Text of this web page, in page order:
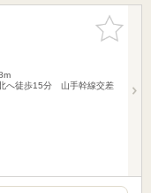
お気に入
りに追加
へ徒歩15分 山手幹線交差